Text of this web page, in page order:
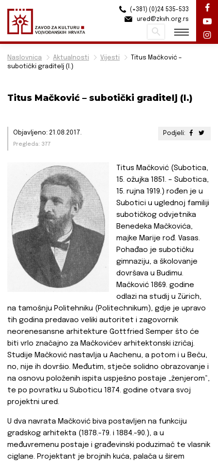
Naslovnica Aktualnosti Vijesti
Titus Mačković –
subotički graditelj (I.)
Titus Mačković – subotički graditelj (I.)
Podjeli:
Objavljeno: 21.08.2017.
Pregleda: 377
Titus Mačković (Subotica,
15. ožujka 1851. – Subotica,
15. rujna 1919.) rođen je u
Subotici u uglednoj familiji
subotičkog odvjetnika
Benedeka Mačkovića,
majke Marije rođ. Vasas.
Pohađao je subotičku
gimnaziju, a školovanje
dovršava u Budimu.
Mačković 1869. godine
odlazi na studij u Zürich,
na tamošnju Politehniku (Politechnikum), gdje je upravo
tih godina predavao veliki autoritet i zagovornik
neorenesansne arhitekture Gottfried Semper što će
biti vrlo značajno za Mačkovićev arhitektonski izričaj.
Studije Mačković nastavlja u Aachenu, a potom i u Beču,
no, nije ih dovršio. Međutim, stječe solidno obrazovanje i
na osnovu položenih ispita uspješno postaje „ženjerom“,
te po povratku u Suboticu 1874. godine otvara svoj
projektni ured.
U dva navrata Mačković biva postavljen na funkciju
gradskog arhitekta (1878.-79. i 1884.-90.), a u
međuvremenu postaje i građevinski poduzimač te vlasnik
ciglane. Projektant je brojnih kuća, palača u širem
(+381) (0)24 535-533
ured@zkvh.org.rs
Pretraži